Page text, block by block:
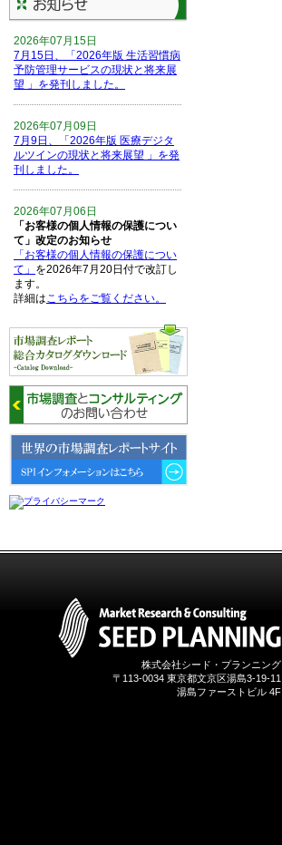
2026年07月15日
7月15日、「2026年版 生活習慣病
予防管理サービスの現状と将来展
望 」を発刊しました。
2026年07月09日
7月9日、「2026年版 医療デジタ
ルツインの現状と将来展望 」を発
刊しました。
2026年07月06日
「お客様の個人情報の保護につい
て」改定のお知らせ
「お客様の個人情報の保護につい
て」 を2026年7月20日付で改訂し
ます。
詳細はこちらをご覧ください。
2026年06月15日
6月15日、「中国の医療保険医薬
品リスト 」を発刊しました。
2026年06月01日
6月1日、「2026-27年版 5G SA、
6GにおけるIoT／サービス市場の
動向 」を発刊しました。
2026年04月30日
4月30日、「2026年版 オンライン
1月31日、「DXが加速するMCI・
認知症ケア支援サービスの現状と
今後の方向性 」を発刊しました。
1月13日、「営業支援DXにおける
名刺管理サービスの最新動向2026
株式会社シード・プランニング
〒113-0034 東京都文京区湯島3-19-11
湯島ファーストビル 4F